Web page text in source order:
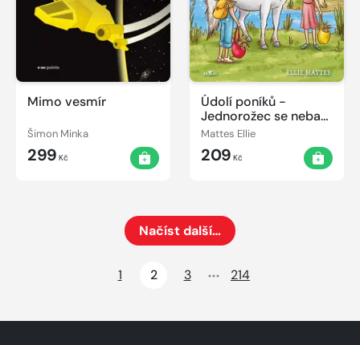
Mimo vesmír
Šimon Minka
299 Kč
Údolí poníků -
Jednorožec se nebaví
s každým!
Mattes Ellie
209 Kč
Načíst další…
1
2 3 214